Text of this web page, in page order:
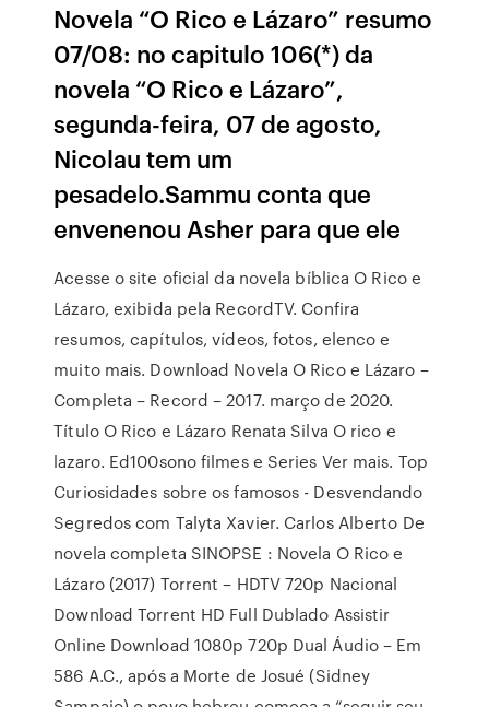
Novela “O Rico e Lázaro” resumo
07/08: no capitulo 106(*) da
novela “O Rico e Lázaro”,
segunda-feira, 07 de agosto,
Nicolau tem um
pesadelo.Sammu conta que
envenenou Asher para que ele
Acesse o site oficial da novela bíblica O Rico e
Lázaro, exibida pela RecordTV. Confira
resumos, capítulos, vídeos, fotos, elenco e
muito mais. Download Novela O Rico e Lázaro –
Completa – Record – 2017. março de 2020.
Título O Rico e Lázaro Renata Silva O rico e
lazaro. Ed100sono filmes e Series Ver mais. Top
Curiosidades sobre os famosos - Desvendando
Segredos com Talyta Xavier. Carlos Alberto De
novela completa SINOPSE : Novela O Rico e
Lázaro (2017) Torrent – HDTV 720p Nacional
Download Torrent HD Full Dublado Assistir
Online Download 1080p 720p Dual Áudio – Em
586 A.C., após a Morte de Josué (Sidney